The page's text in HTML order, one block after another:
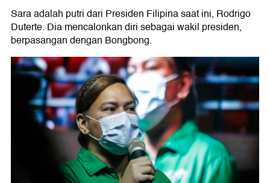
Sara adalah putri dari Presiden Filipina saat ini, Rodrigo
Duterte. Dia mencalonkan diri sebagai wakil presiden,
berpasangan dengan Bongbong.